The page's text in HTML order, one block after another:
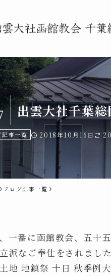
出雲大社千葉
記事一覧 2018年10月16日
ブログ記事一覧
一番に函館教会、五十
派なご奉仕をされまし
地 地鎮祭 十日 秋季例